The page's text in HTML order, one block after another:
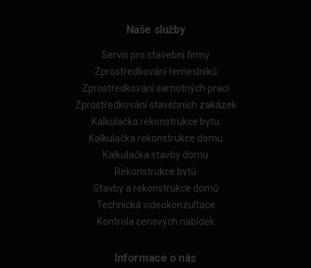
Naše služby
Servis pro stavební firmy
Zprostředkování řemeslníků
Zprostředkování samotných prací
Zprostředkování stavebních zakázek
Kalkulačka rekonstrukce bytu
Kalkulačka rekonstrukce domu
Kalkulačka stavby domu
Rekonstrukce bytů
Stavby a rekonstrukce domů
Technická videokonzultace
Kontrola cenových nabídek
Informace o nás